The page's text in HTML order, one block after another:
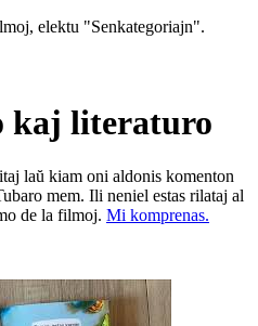
elektu "Senkategoriajn".
kaj literaturo
laŭ kiam oni aldonis komenton
mem. Ili neniel estas rilataj al
de la filmoj. Mi komprenas.